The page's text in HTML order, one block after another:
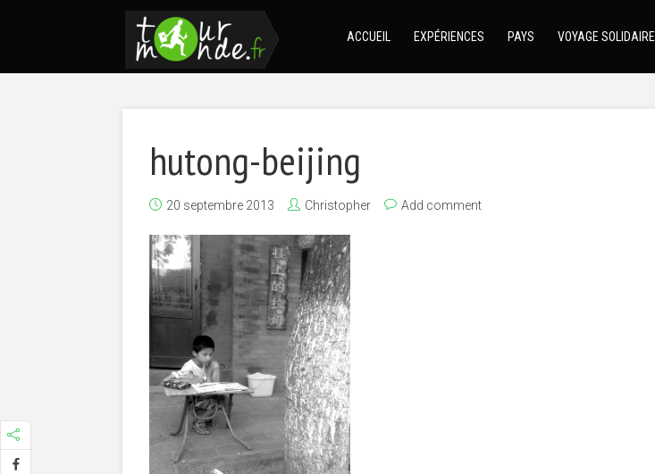
ACCUEIL EXPÉRIENCES PAYS VOYAGE SOLIDAIRE
hutong-beijing
20 septembre 2013 Christopher Add comment